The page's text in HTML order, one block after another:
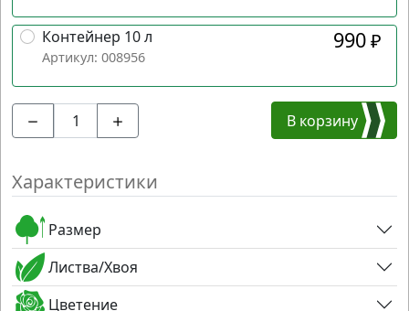
Контейнер 10 л
Артикул: 008956
990₽
В корзину
Характеристики
Размер
Листва/Хвоя
Цветение